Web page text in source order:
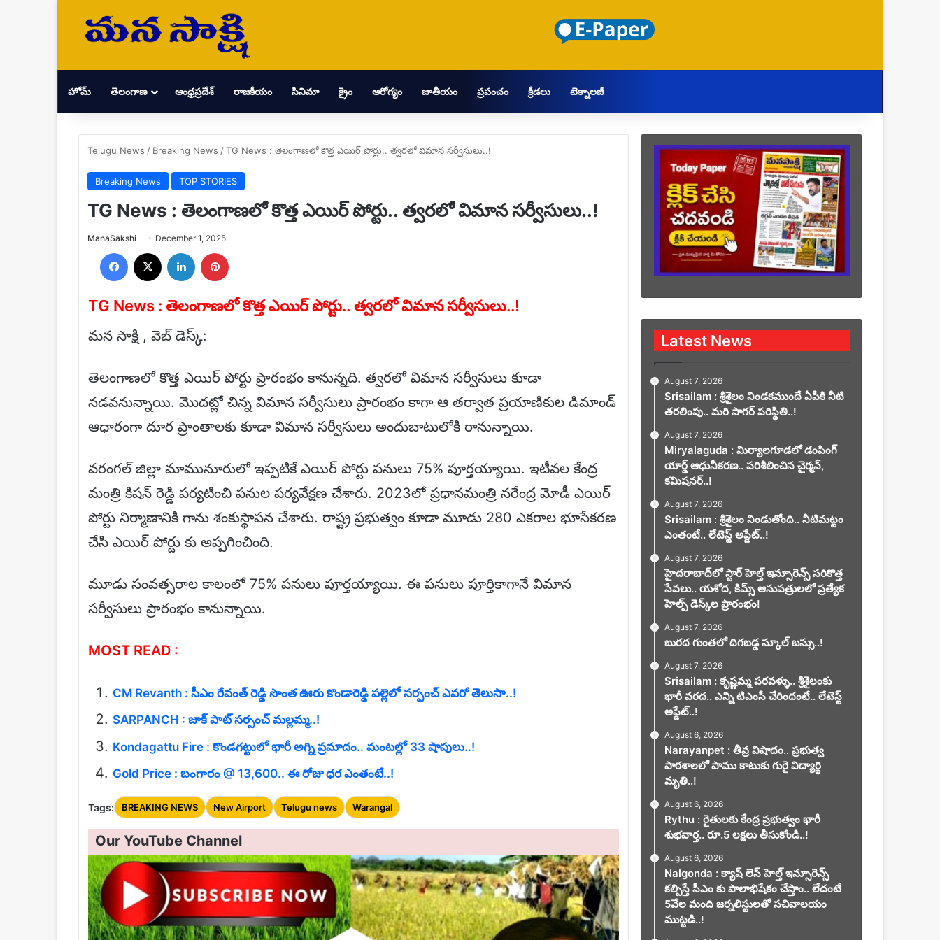
హోమ్ తెలంగాణ ఆంధ్రప్రదేశ్ రాజకీయం సినిమా క్రైం ఆరోగ్యం జాతీయం ప్రపంచం క్రీడలు టెక్నాలజీ
Telugu News / Breaking News /TG News : తెలంగాణలో కొత్త ఎయిర్ పోర్టు.. త్వరలో విమాన సర్వీసులు..!
Breaking News TOP STORIES
TG News : తెలంగాణలో కొత్త ఎయిర్ పోర్టు.. త్వరలో విమాన సర్వీసులు..!
ManaSakshiSend
email
December 1, 2025
Facebook LinkedIn
TG News : తెలంగాణలో కొత్త ఎయిర్ పోర్టు.. త్వరలో విమాన సర్వీసులు..!
మన సాక్షి , వెబ్ డెస్క్:
తెలంగాణలో కొత్త ఎయిర్ పోర్టు ప్రారంభం కానున్నది. త్వరలో విమాన సర్వీసులు కూడా
నడవనున్నాయి. మొదట్లో చిన్న విమాన సర్వీసులు ప్రారంభం కాగా ఆ తర్వాత ప్రయాణికుల డిమాండ్
ఆధారంగా దూర ప్రాంతాలకు కూడా విమాన సర్వీసులు అందుబాటులోకి రానున్నాయి.
వరంగల్ జిల్లా మామునూరులో ఇప్పటికే ఎయిర్ పోర్టు పనులు 75% పూర్తయ్యాయి. ఇటీవల కేంద్ర
మంత్రి కిషన్ రెడ్డి పర్యటించి పనుల పర్యవేక్షణ చేశారు. 2023లో ప్రధానమంత్రి నరేంద్ర మోడీ ఎయిర్
పోర్టు నిర్మాణానికి గాను శంకుస్థాపన చేశారు. రాష్ట్ర ప్రభుత్వం కూడా మూడు 280 ఎకరాల భూసేకరణ
చేసి ఎయిర్ పోర్టు కు అప్పగించింది.
మూడు సంవత్సరాల కాలంలో 75% పనులు పూర్తయ్యాయి. ఈ పనులు పూర్తికాగానే విమాన
సర్వీసులు ప్రారంభం కానున్నాయి.
MOST READ :
CM Revanth : సీఎం రేవంత్ రెడ్డి సొంత ఊరు కొండారెడ్డి పల్లెలో సర్పంచ్ ఎవరో తెలుసా..!
SARPANCH : జాక్ పాట్ సర్పంచ్ మల్లమ్మ..!
Kondagattu Fire : కొండగట్టులో భారీ అగ్ని ప్రమాదం.. మంటల్లో 33 షాపులు..!
Gold Price : బంగారం @ 13,600.. ఈ రోజు ధర ఎంతంటే..!
Tags: BREAKING NEWS New Airport Telugu news Warangal
Our YouTube Channel
Latest News
August 7, 2026
Srisailam : శ్రీశైలం నిండకముందే ఏపీకి నీటి
తరలింపు.. మరి సాగర్ పరిస్థితి..!
August 7, 2026
Miryalaguda : మిర్యాలగూడలో డంపింగ్
యార్డ్ ఆధునీకరణ.. పరిశీలించిన చైర్మన్,
కమిషనర్..!
August 7, 2026
Srisailam : శ్రీశైలం నిండుతోంది.. నీటిమట్టం
ఎంతంటే.. లేటెస్ట్ అప్డేట్..!
August 7, 2026
హైదరాబాద్‌లో స్టార్ హెల్త్ ఇన్సూరెన్స్ సరికొత్త
సేవలు.. యశోద, కిమ్స్ ఆసుపత్రులలో ప్రత్యేక
హెల్ప్ డెస్క్‌ల ప్రారంభం!
August 7, 2026
బురద గుంతలో దిగబడ్డ స్కూల్ బస్సు..!
August 7, 2026
Srisailam : కృష్ణమ్మ పరవళ్ళు.. శ్రీశైలంకు
భారీ వరద.. ఎన్ని టిఎంసీ చేరిందంటే.. లేటెస్ట్
అప్డేట్..!
August 6, 2026
Narayanpet : తీవ్ర విషాదం.. ప్రభుత్వ
పాఠశాలలో పాము కాటుకు గురై విద్యార్థి
మృతి..!
August 6, 2026
Rythu : రైతులకు కేంద్ర ప్రభుత్వం భారీ
శుభవార్త.. రూ.5 లక్షలు తీసుకోండి..!
August 6, 2026
Nalgonda : క్యాష్ లెస్ హెల్త్ ఇన్సూరెన్స్
కల్పిస్తే సీఎం కు పాలాభిషేకం చేస్తాం.. లేదంటే
5వేల మంది జర్నలిస్టులతో సచివాలయం
ముట్టడి..!